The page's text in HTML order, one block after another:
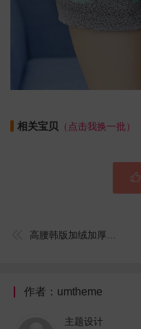
相关宝贝 （点击我换一批）

高腰韩版加绒加厚冬季黑色百搭小脚裤紧身2018新款铅笔库
作者：umtheme
主题设计